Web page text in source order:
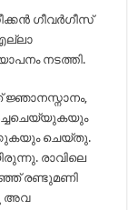
ഗീവർഗീസ്
നടത്തി.
ജ്ഞാനസ്നാനം,
ചെയ്തു.
രാവിലെ
രണ്ടുമണി
അവ